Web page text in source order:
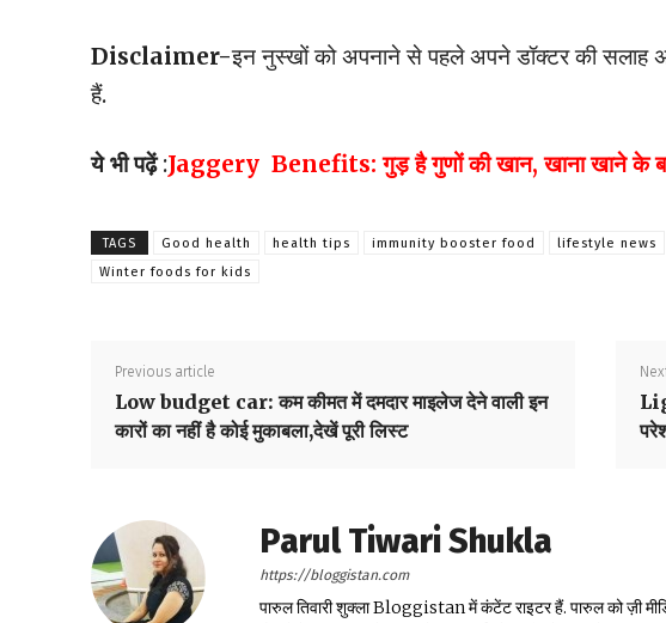
Disclaimer-इन नुस्खों को अपनाने से पहले अपने डॉक्टर की सलाह
हैं.
ये भी पढ़ें:Jaggery Benefits: गुड़ है गुणों की खान, खाना खाने के
TAGS Good health health tips immunity booster food lifestyle news
Winter foods for kids
Previous article
Low budget car: कम कीमत में दमदार माइलेज देने वाली इन
कारों का नहीं है कोई मुकाबला,देखें पूरी लिस्ट
Parul Tiwari Shukla
https://bloggistan.com
पारुल तिवारी शुक्ला Bloggistan में कंटेंट राइटर हैं. पारुल को ज़ी